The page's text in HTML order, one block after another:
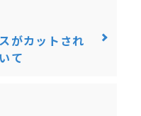
がカットされ
て